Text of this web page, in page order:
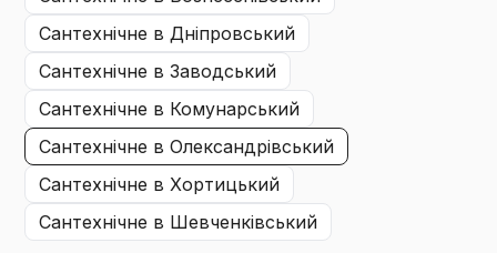
сантехнічне в Дніпровський
сантехнічне в Заводський
сантехнічне в Комунарський
сантехнічне в Олександрiвський
сантехнічне в Хортицький
сантехнічне в Шевченківський